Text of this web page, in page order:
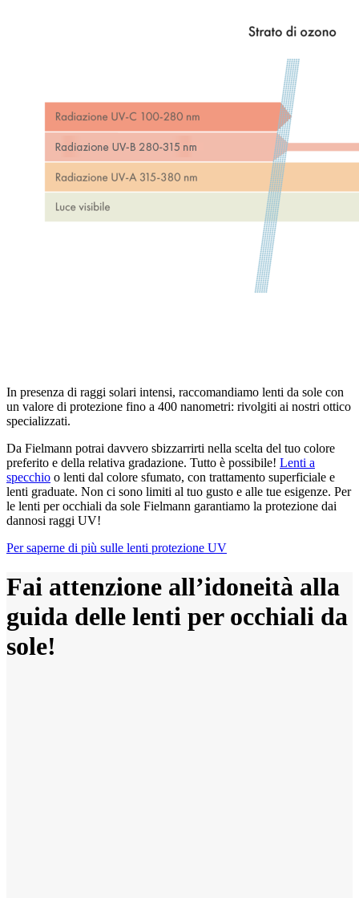
In presenza di raggi solari intensi, raccomandiamo lenti da sole con
un valore di protezione fino a 400 nanometri: rivolgiti ai nostri ottico
specializzati.
Da Fielmann potrai davvero sbizzarrirti nella scelta del tuo colore
preferito e della relativa gradazione. Tutto è possibile! Lenti a
specchio o lenti dal colore sfumato, con trattamento superficiale e
lenti graduate. Non ci sono limiti al tuo gusto e alle tue esigenze. Per
le lenti per occhiali da sole Fielmann garantiamo la protezione dai
dannosi raggi UV!
Per saperne di più sulle lenti protezione UV
Fai attenzione all’idoneità alla
guida delle lenti per occhiali da
sole!